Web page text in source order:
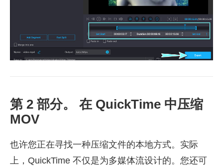
第 2 部分。 在 QuickTime 中压缩
MOV
也许您正在寻找一种压缩文件的本地方式。实际
上，QuickTime 不仅是为多媒体流设计的。您还可